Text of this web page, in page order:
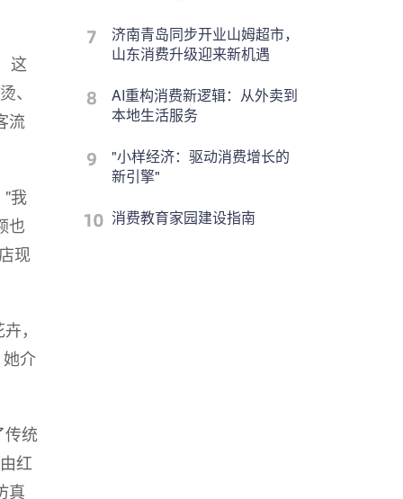
这
、
流
"我
也
现
，
介
传统
红
真
济南青岛同步开业山姆超市，
山东消费升级迎来新机遇
AI重构消费新逻辑：从外卖到
本地生活服务
"小样经济：驱动消费增长的
新引擎"
消费教育家园建设指南